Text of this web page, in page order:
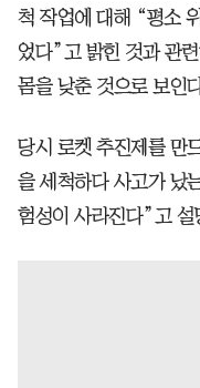
척 작업에 대해 “평소
었다”고 밝힌 것과 관
몸을 낮춘 것으로 보인
당시 로켓 추진제를 만
을 세척하다 사고가 났
험성이 사라진다”고 설